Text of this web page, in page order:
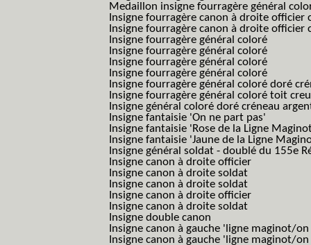
Medaillon insigne fourragère général
Insigne fourragère canon à droite
Insigne fourragère canon à droite
Insigne fourragère général coloré
Insigne fourragère général coloré
Insigne fourragère général coloré
Insigne fourragère général coloré
Insigne fourragère général coloré doré
Insigne fourragère général coloré toit
Insigne général coloré doré créneau
Insigne fantaisie 'On ne part pas'
Insigne fantaisie 'Rose de la Ligne
Insigne fantaisie 'Jaune de la Ligne
Insigne général soldat - doublé du 155e
Insigne canon à droite officier
Insigne canon à droite soldat
Insigne canon à droite soldat
Insigne canon à droite officier
Insigne canon à droite soldat
Insigne double canon
Insigne canon à gauche 'ligne maginot/
Insigne canon à gauche 'ligne maginot/